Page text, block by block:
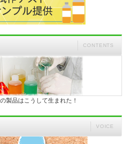
CONTENTS
製品はこうして生まれた！
VOICE